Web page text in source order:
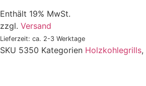
Enthält 19% MwSt.
zzgl.Versand
Lieferzeit: ca. 2-3 Werktage
SKU 5350 Kategorien Holzkohlegrills,